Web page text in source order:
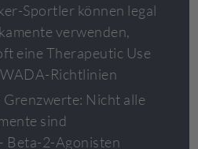
Sportler können legal
verwenden,
eine Therapeutic Use
Richtlinien
Nicht alle
sind
Beta-2-Agonisten